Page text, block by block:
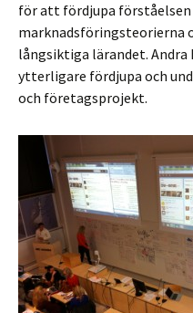
för att fördjupa förståelsen
marknadsföringsteorierna
långsiktiga lärandet.
ytterligare fördjupa och
och företagsprojekt.